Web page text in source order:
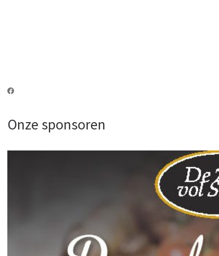
Onze sponsoren